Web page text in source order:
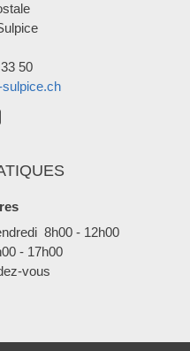
50
sulpice.ch
8h00 - 12h00
- 17h00
vous